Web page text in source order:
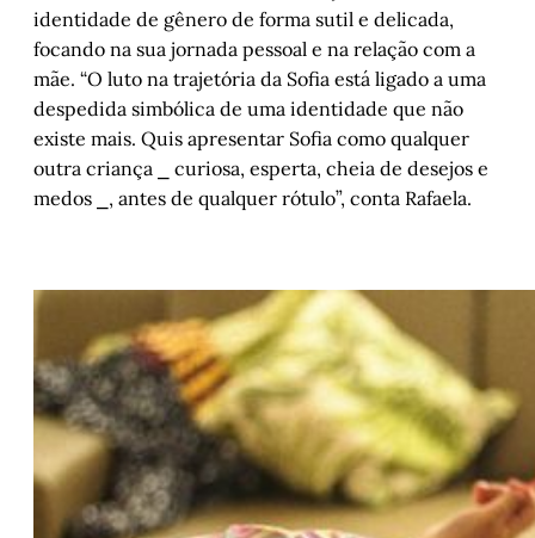
identidade de gênero de forma sutil e delicada,
focando na sua jornada pessoal e na relação com a
mãe. “O luto na trajetória da Sofia está ligado a uma
despedida simbólica de uma identidade que não
existe mais. Quis apresentar Sofia como qualquer
outra criança ⎯ curiosa, esperta, cheia de desejos e
medos ⎯, antes de qualquer rótulo”, conta Rafaela.